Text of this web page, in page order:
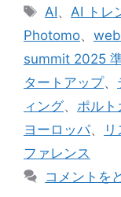
テ
リ
ー
タ
グ
AI、AI トレ
Photomo、
summit 2025
タートアップ、
ィング、 ポルト
ヨーロッパ、
ファレンス
コメントを